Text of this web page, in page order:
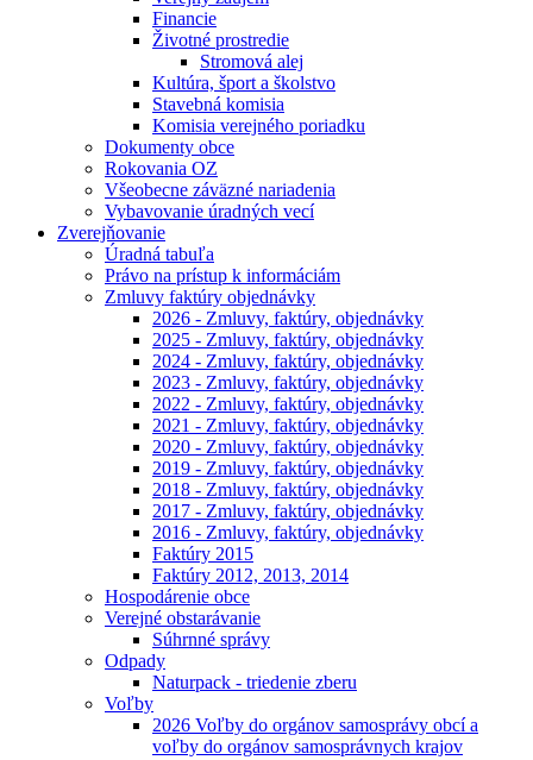
Financie
Životné prostredie
Stromová alej
Kultúra, šport a školstvo
Stavebná komisia
Komisia verejného poriadku
Dokumenty obce
Rokovania OZ
Všeobecne záväzné nariadenia
Vybavovanie úradných vecí
Zverejňovanie
Úradná tabuľa
Právo na prístup k informáciám
Zmluvy faktúry objednávky
2026 - Zmluvy, faktúry, objednávky
2025 - Zmluvy, faktúry, objednávky
2024 - Zmluvy, faktúry, objednávky
2023 - Zmluvy, faktúry, objednávky
2022 - Zmluvy, faktúry, objednávky
2021 - Zmluvy, faktúry, objednávky
2020 - Zmluvy, faktúry, objednávky
2019 - Zmluvy, faktúry, objednávky
2018 - Zmluvy, faktúry, objednávky
2017 - Zmluvy, faktúry, objednávky
2016 - Zmluvy, faktúry, objednávky
Faktúry 2015
Faktúry 2012, 2013, 2014
Hospodárenie obce
Verejné obstarávanie
Súhrnné správy
Odpady
Naturpack - triedenie zberu
Voľby
2026 Voľby do orgánov samosprávy obcí a
voľby do orgánov samosprávnych krajov